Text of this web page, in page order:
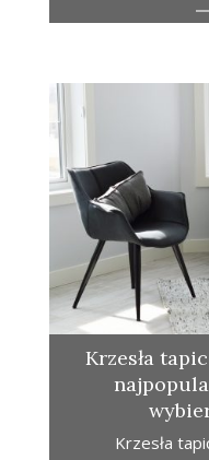
Krzesła
Krzesła